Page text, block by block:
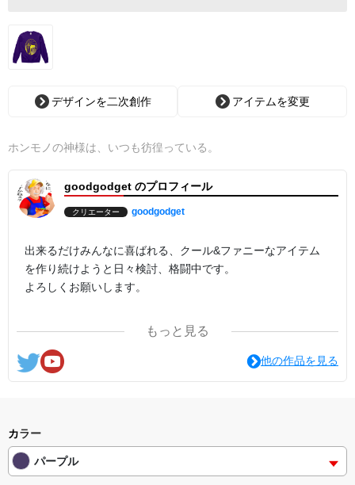
デザインを二次創作 アイテムを変更
ホンモノの神様は、いつも彷徨っている。
goodgodget のプロフィール
クリエーター goodgodget
出来るだけみんなに喜ばれる、クール&ファニーなアイテム
を作り続けようと日々検討、格闘中です。
よろしくお願いします。
ここの他にも『日日彼是色々面白可笑し。IN SUZURI』や
nichinichioo by BASE にも展開中。
コチラもよろしくお願いします。
もっと見る
他の作品を見る
カラー
パープル